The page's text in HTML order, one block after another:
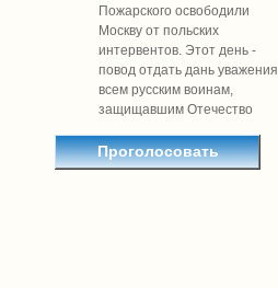
Пожарского освободили
Москву от польских
интервентов. Этот день -
повод отдать дань уважения
всем русским воинам,
защищавшим Отечество